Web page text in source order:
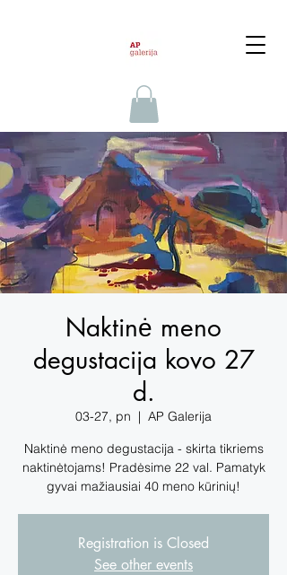
Naktinė meno
degustacija kovo 27
d.
03-27, pn
  |
AP Galerija
Naktinė meno degustacija - skirta tikriems
naktinėtojams! Pradėsime 22 val. Pamatyk
gyvai mažiausiai 40 meno kūrinių!
Registration is Closed
See other events